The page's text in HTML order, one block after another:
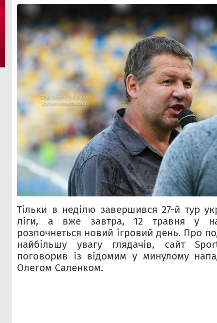
Тільки в неділю завершився 27-й тур
ліги, а вже завтра, 12 травня у
розпочнеться новий ігровий день. Про
найбільшу увагу глядачів, сайт
поговорив із відомим у минулому
Олегом Саленком.